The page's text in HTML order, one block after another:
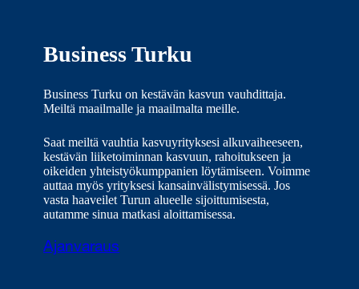
Business Turku
Business Turku on kestävän kasvun vauhdittaja.
Meiltä maailmalle ja maailmalta meille.
Saat meiltä vauhtia kasvuyrityksesi alkuvaiheeseen,
kestävän liiketoiminnan kasvuun, rahoitukseen ja
oikeiden yhteistyökumppanien löytämiseen. Voimme
auttaa myös yrityksesi kansainvälistymisessä. Jos
vasta haaveilet Turun alueelle sijoittumisesta,
autamme sinua matkasi aloittamisessa.
Ajanvaraus